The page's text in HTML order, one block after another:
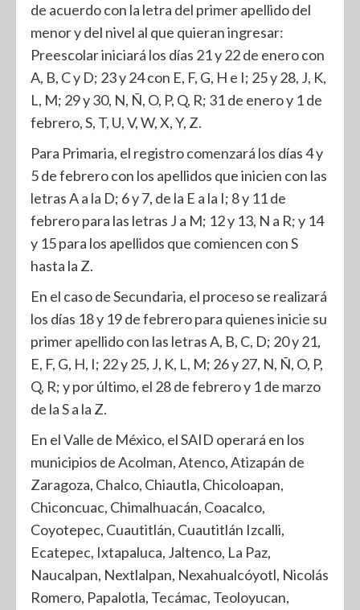
de acuerdo con la letra del primer apellido del
menor y del nivel al que quieran ingresar:
Preescolar iniciará los días 21 y 22 de enero con
A, B, C y D; 23 y 24 con E, F, G, H e I; 25 y 28, J, K,
L, M; 29 y 30, N, Ñ, O, P, Q, R; 31 de enero y 1 de
febrero, S, T, U, V, W, X, Y, Z.
Para Primaria, el registro comenzará los días 4 y
5 de febrero con los apellidos que inicien con las
letras A a la D; 6 y 7, de la E a la I; 8 y 11 de
febrero para las letras J a M; 12 y 13, N a R; y 14
y 15 para los apellidos que comiencen con S
hasta la Z.
En el caso de Secundaria, el proceso se realizará
los días 18 y 19 de febrero para quienes inicie su
primer apellido con las letras A, B, C, D; 20 y 21,
E, F, G, H, I; 22 y 25, J, K, L, M; 26 y 27, N, Ñ, O, P,
Q, R; y por último, el 28 de febrero y 1 de marzo
de la S a la Z.
En el Valle de México, el SAID operará en los
municipios de Acolman, Atenco, Atizapán de
Zaragoza, Chalco, Chiautla, Chicoloapan,
Chiconcuac, Chimalhuacán, Coacalco,
Coyotepec, Cuautitlán, Cuautitlán Izcalli,
Ecatepec, Ixtapaluca, Jaltenco, La Paz,
Naucalpan, Nextlalpan, Nexahualcóyotl, Nicolás
Romero, Papalotla, Tecámac, Teoloyucan,